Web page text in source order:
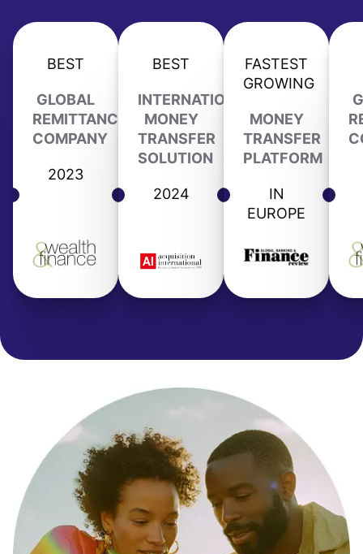
BEST
GLOBAL
REMITTANCE
COMPANY
2023
BEST
INTERNATIONAL
MONEY
TRANSFER
SOLUTION
2024
FASTEST
GROWING
MONEY
TRANSFER
PLATFORM
IN
EUROPE